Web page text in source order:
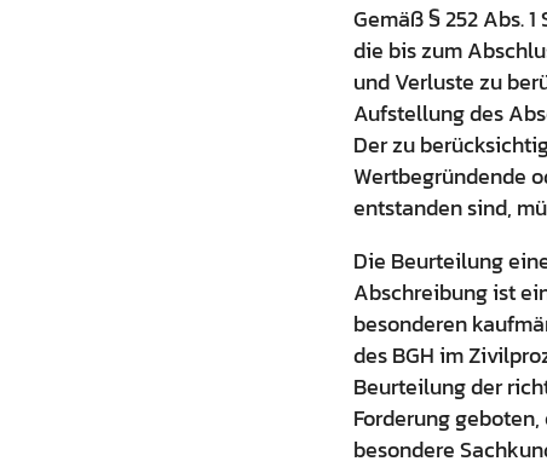
Gemäß § 252 Abs.
die bis zum
und Verluste zu
Aufstellung des
Der zu
Wertbegründende
entstanden sind,
Die Beurteilung
Abschreibung ist
besonderen
des BGH im
Beurteilung der
Forderung
besondere